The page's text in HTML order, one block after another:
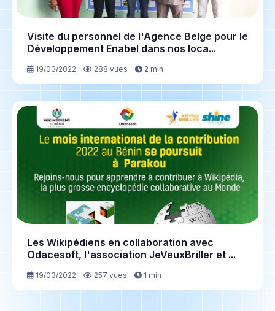
Visite du personnel de l'Agence Belge pour le
Développement Enabel dans nos loca...
19/03/2022 288 vues 2 min
Les Wikipédiens en collaboration avec
Odacesoft, l'association JeVeuxBriller et ...
19/03/2022 257 vues 1 min